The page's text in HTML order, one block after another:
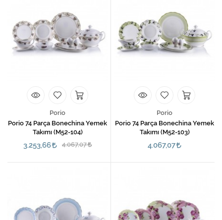
Porio
Porio 74 Parça Bonechina Yemek
Takımı (M52-104)
3.253,66 4.067,07
Porio
Porio 74 Parça Bonechina Yemek
Takımı (M52-103)
4.067,07